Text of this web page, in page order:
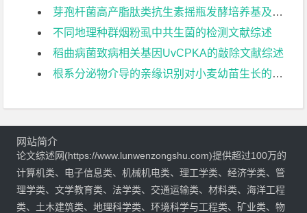
芽孢杆菌高产脂肽类抗生素摇瓶发酵培养基及条件优化文献综述
不同地理种群烟粉虱中共生菌的检测文献综述
稻曲病菌致病相关基因UvCPKA的敲除文献综述
根系分泌物介导的亲缘识别对小麦幼苗生长的影响文献综述
网站简介
论文综述网(https://www.lunwenzongshu.com)提供超过100万的
计算机类、电子信息类、机械机电类、理工学类、经济学类、管
理学类、文学教育类、法学类、交通运输类、材料类、海洋工程
类、土木建筑类、地理科学类、环境科学与工程类、矿业类、物